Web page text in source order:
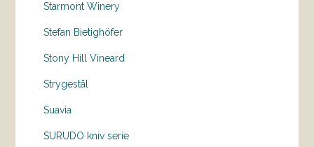
Starmont Winery
Stefan Bietighöfer
Stony Hill Vineard
Strygestål
Suavia
SURUDO kniv serie